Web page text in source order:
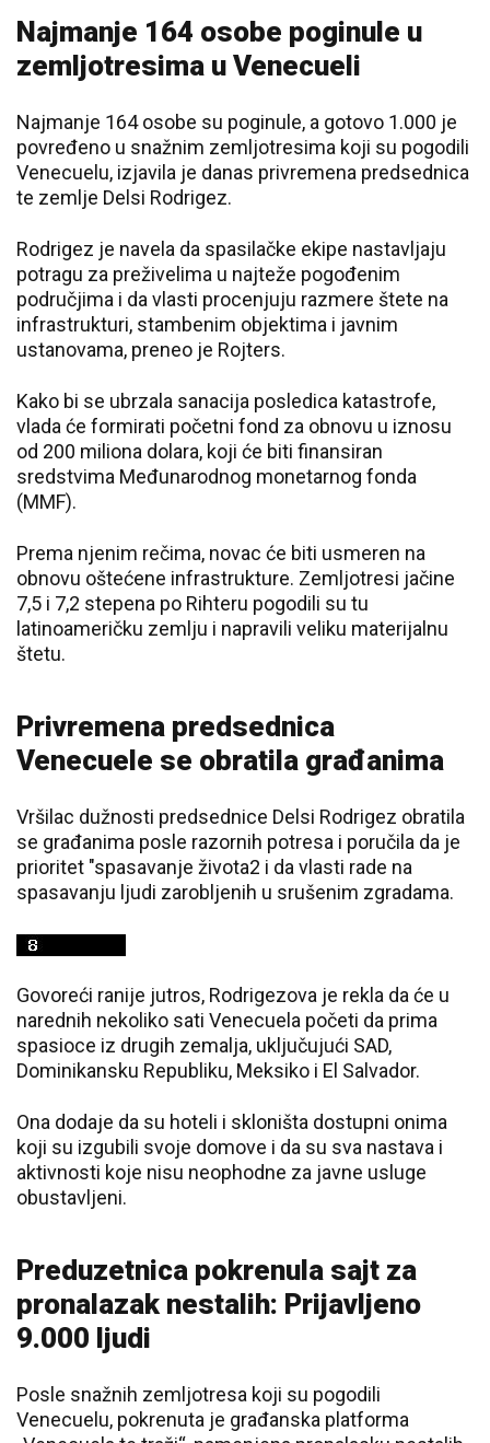
Najmanje 164 osobe poginule u
zemljotresima u Venecueli
Najmanje 164 osobe su poginule, a gotovo 1.000 je
povređeno u snažnim zemljotresima koji su pogodili
Venecuelu, izjavila je danas privremena predsednica
te zemlje Delsi Rodrigez.
Rodrigez je navela da spasilačke ekipe nastavljaju
potragu za preživelima u najteže pogođenim
područjima i da vlasti procenjuju razmere štete na
infrastrukturi, stambenim objektima i javnim
ustanovama, preneo je Rojters.
Kako bi se ubrzala sanacija posledica katastrofe,
vlada će formirati početni fond za obnovu u iznosu
od 200 miliona dolara, koji će biti finansiran
sredstvima Međunarodnog monetarnog fonda
(MMF).
Prema njenim rečima, novac će biti usmeren na
obnovu oštećene infrastrukture. Zemljotresi jačine
7,5 i 7,2 stepena po Rihteru pogodili su tu
latinoameričku zemlju i napravili veliku materijalnu
štetu.
Privremena predsednica
Venecuele se obratila građanima
Vršilac dužnosti predsednice Delsi Rodrigez obratila
se građanima posle razornih potresa i poručila da je
prioritet "spasavanje života2 i da vlasti rade na
spasavanju ljudi zarobljenih u srušenim zgradama.
Govoreći ranije jutros, Rodrigezova je rekla da će u
narednih nekoliko sati Venecuela početi da prima
spasioce iz drugih zemalja, uključujući SAD,
Dominikansku Republiku, Meksiko i El Salvador.
Ona dodaje da su hoteli i skloništa dostupni onima
koji su izgubili svoje domove i da su sva nastava i
aktivnosti koje nisu neophodne za javne usluge
obustavljeni.
Preduzetnica pokrenula sajt za
pronalazak nestalih: Prijavljeno
9.000 ljudi
Posle snažnih zemljotresa koji su pogodili
Venecuelu, pokrenuta je građanska platforma